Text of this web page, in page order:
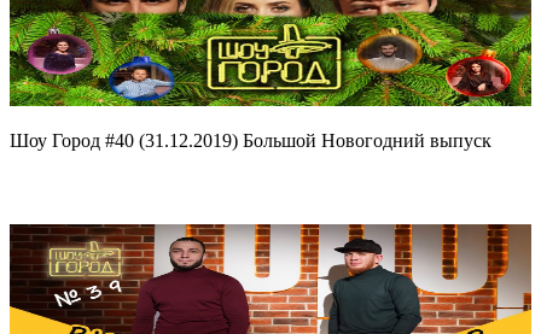
Шоу Город #40 (31.12.2019) Большой Новогодний выпуск